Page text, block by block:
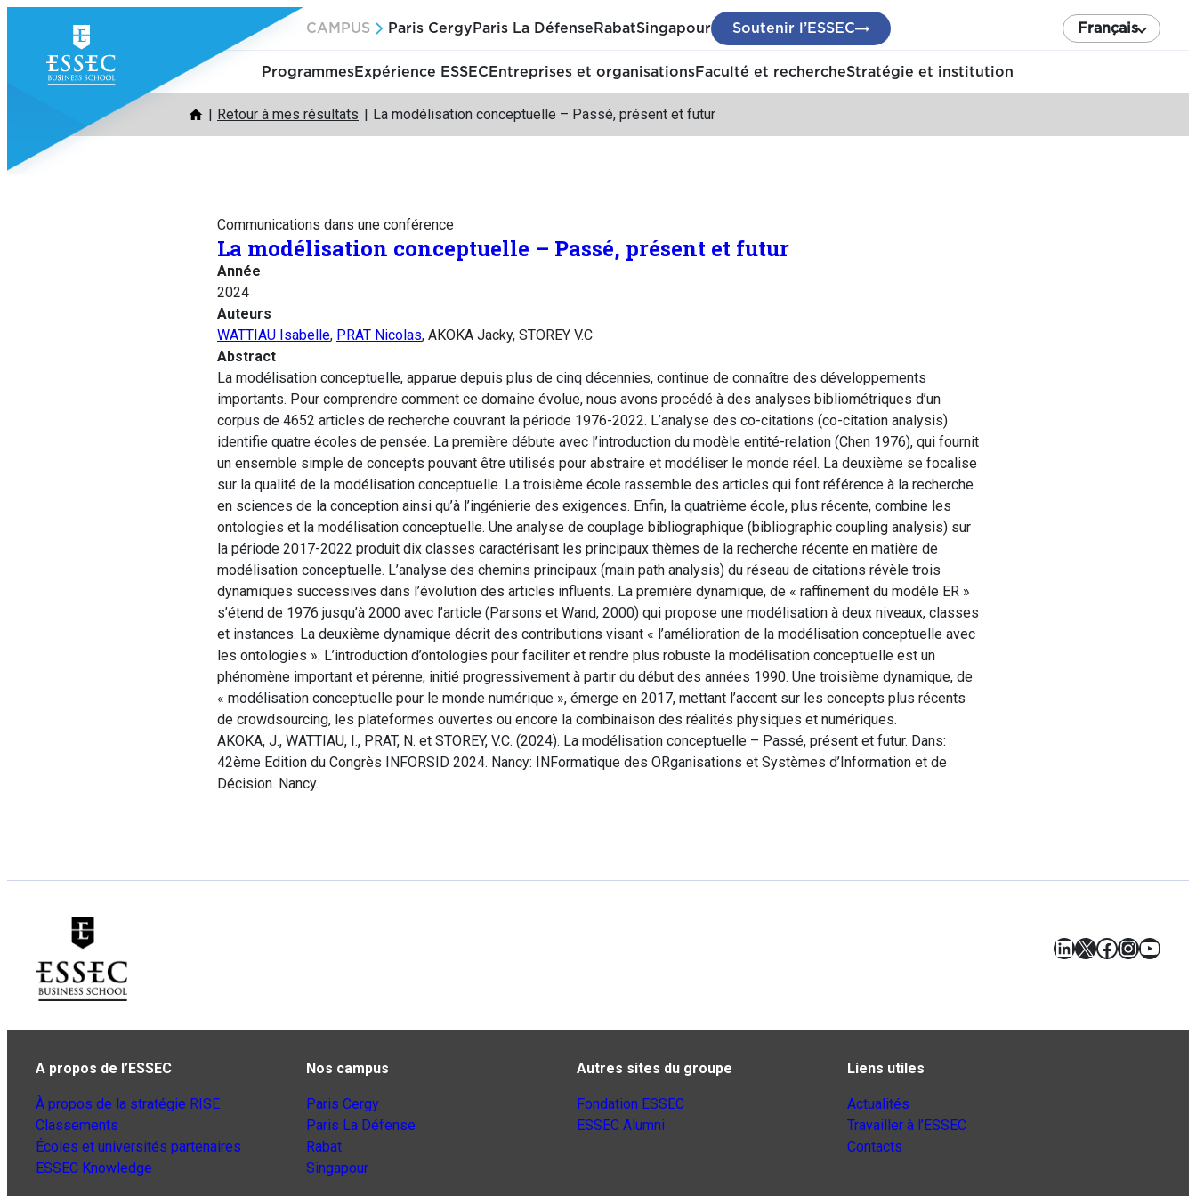
contenu
CAMPUS Paris Cergy Paris La Défense RabatSingapour Soutenir l’ESSEC Français
ProgrammesExpérience ESSEC Entreprises et organisationsFaculté et rechercheStratégie et institution
Retour à mes résultats La modélisation conceptuelle – Passé, présent et futur
Communications dans une conférence
La modélisation conceptuelle – Passé, présent et futur
Année
2024
Auteurs
WATTIAU Isabelle, PRAT Nicolas, AKOKA Jacky, STOREY V.C
Abstract
La modélisation conceptuelle, apparue depuis plus de cinq décennies, continue de connaître des développements
importants. Pour comprendre comment ce domaine évolue, nous avons procédé à des analyses bibliométriques d’un
corpus de 4652 articles de recherche couvrant la période 1976-2022. L’analyse des co-citations (co-citation analysis)
identifie quatre écoles de pensée. La première débute avec l’introduction du modèle entité-relation (Chen 1976), qui fournit
un ensemble simple de concepts pouvant être utilisés pour abstraire et modéliser le monde réel. La deuxième se focalise
sur la qualité de la modélisation conceptuelle. La troisième école rassemble des articles qui font référence à la recherche
en sciences de la conception ainsi qu’à l’ingénierie des exigences. Enfin, la quatrième école, plus récente, combine les
ontologies et la modélisation conceptuelle. Une analyse de couplage bibliographique (bibliographic coupling analysis) sur
la période 2017-2022 produit dix classes caractérisant les principaux thèmes de la recherche récente en matière de
modélisation conceptuelle. L’analyse des chemins principaux (main path analysis) du réseau de citations révèle trois
dynamiques successives dans l’évolution des articles influents. La première dynamique, de « raffinement du modèle ER »
s’étend de 1976 jusqu’à 2000 avec l’article (Parsons et Wand, 2000) qui propose une modélisation à deux niveaux, classes
et instances. La deuxième dynamique décrit des contributions visant « l’amélioration de la modélisation conceptuelle avec
les ontologies ». L’introduction d’ontologies pour faciliter et rendre plus robuste la modélisation conceptuelle est un
phénomène important et pérenne, initié progressivement à partir du début des années 1990. Une troisième dynamique, de
« modélisation conceptuelle pour le monde numérique », émerge en 2017, mettant l’accent sur les concepts plus récents
de crowdsourcing, les plateformes ouvertes ou encore la combinaison des réalités physiques et numériques.
AKOKA, J., WATTIAU, I., PRAT, N. et STOREY, V.C. (2024). La modélisation conceptuelle – Passé, présent et futur. Dans:
42ème Edition du Congrès INFORSID 2024. Nancy: INFormatique des ORganisations et Systèmes d’Information et de
Décision. Nancy.
LinkedIn
X Facebook
A propos de l’ESSEC
À propos de la stratégie RISE
Classements
Écoles et universités partenaires
ESSEC Knowledge
Nos campus
Paris Cergy
Paris La Défense
Rabat
Singapour
Autres sites du groupe
Fondation ESSEC
ESSEC Alumni
Liens utiles
Actualités
Travailler à l’ESSEC
Contacts